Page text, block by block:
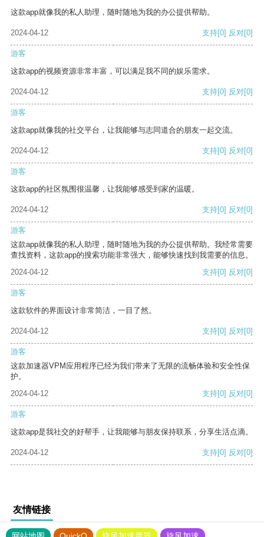
这款app就像我的私人助理，随时随地为我的办公提供帮助。
2024-04-12 支持[0] 反对[0]
游客
这款app的视频资源非常丰富，可以满足我不同的娱乐需求。
2024-04-12 支持[0] 反对[0]
游客
这款app就像我的社交平台，让我能够与志同道合的朋友一起交流。
2024-04-12 支持[0] 反对[0]
游客
这款app的社区氛围很温馨，让我能够感受到家的温暖。
2024-04-12 支持[0] 反对[0]
游客
这款app就像我的私人助理，随时随地为我的办公提供帮助。我经常需要
查找资料，这款app的搜索功能非常强大，能够快速找到我需要的信息。
2024-04-12
支持[0] 反对[0]
游客
这款软件的界面设计非常简洁，一目了然。
2024-04-12 支持[0] 反对[0]
游客
这款加速器VPM应用程序已经为我们带来了无限的流畅体验和安全性保
护。
2024-04-12
支持[0] 反对[0]
游客
这款app是我社交的好帮手，让我能够与朋友保持联系，分享生活点滴。
2024-04-12 支持[0] 反对[0]
友情链接